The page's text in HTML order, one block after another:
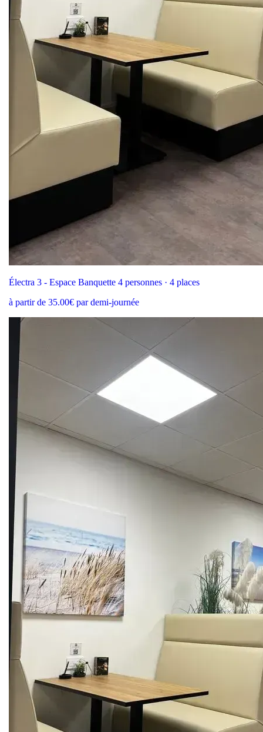
Électra 3 - Espace Banquette 4 personnes · 4 places
à partir de 35.00€ par demi-journée